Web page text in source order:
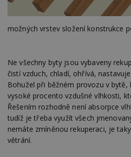
možných vrstev složení konstrukce
Ne všechny byty jsou vybaveny
čistí vzduch, chladí, ohřívá,
Bohužel při běžném provozu v bytě,
vysoké procento vzdušné vlhkosti,
Řešením rozhodně není absorpce
tudíž je třeba využít všech
nemáte zmíněnou rekuperaci, je
větrání.